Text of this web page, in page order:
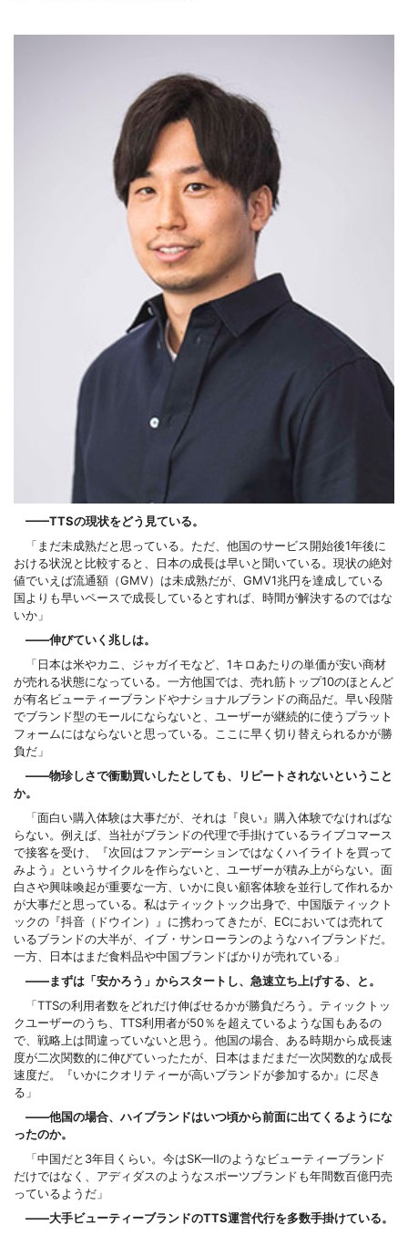
——TTSの現状をどう見ている。
「まだ未成熟だと思っている。ただ、他国のサービス開始後1年後に
おける状況と比較すると、日本の成長は早いと聞いている。現状の絶対
値でいえば流通額（GMV）は未成熟だが、GMV1兆円を達成している
国よりも早いペースで成長しているとすれば、時間が解決するのではな
いか」
——伸びていく兆しは。
「日本は米やカニ、ジャガイモなど、1キロあたりの単価が安い商材
が売れる状態になっている。一方他国では、売れ筋トップ10のほとんど
が有名ビューティーブランドやナショナルブランドの商品だ。早い段階
でブランド型のモールにならないと、ユーザーが継続的に使うプラット
フォームにはならないと思っている。ここに早く切り替えられるかが勝
負だ」
——物珍しさで衝動買いしたとしても、リピートされないということ
か。
「面白い購入体験は大事だが、それは『良い』購入体験でなければな
らない。例えば、当社がブランドの代理で手掛けているライブコマース
で接客を受け、『次回はファンデーションではなくハイライトを買って
みよう』というサイクルを作らないと、ユーザーが積み上がらない。面
白さや興味喚起が重要な一方、いかに良い顧客体験を並行して作れるか
が大事だと思っている。私はティックトック出身で、中国版ティックト
ックの『抖音（ドウイン）』に携わってきたが、ECにおいては売れて
いるブランドの大半が、イブ・サンローランのようなハイブランドだ。
一方、日本はまだ食料品や中国ブランドばかりが売れている」
——まずは「安かろう」からスタートし、急速立ち上げする、と。
「TTSの利用者数をどれだけ伸ばせるかが勝負だろう。ティックトッ
クユーザーのうち、TTS利用者が50％を超えているような国もあるの
で、戦略上は間違っていないと思う。他国の場合、ある時期から成長速
度が二次関数的に伸びていったたが、日本はまだまだ一次関数的な成長
速度だ。『いかにクオリティーが高いブランドが参加するか』に尽き
る」
——他国の場合、ハイブランドはいつ頃から前面に出てくるようにな
ったのか。
「中国だと3年目くらい。今はSK—Ⅱのようなビューティーブランド
だけではなく、アディダスのようなスポーツブランドも年間数百億円売
っているようだ」
——大手ビューティーブランドのTTS運営代行を多数手掛けている。